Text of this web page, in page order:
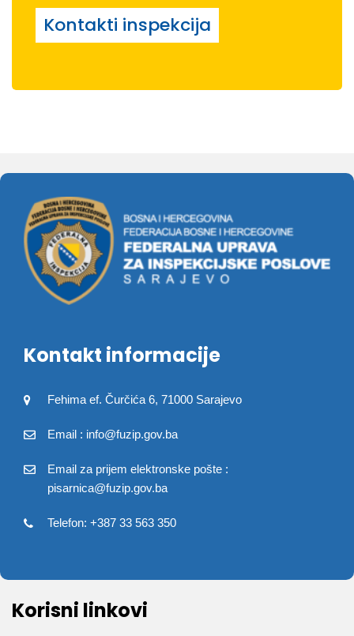
Kontakti inspekcija
Kontakt informacije
Fehima ef. Čurčića 6, 71000 Sarajevo
Email : info@fuzip.gov.ba
Email za prijem elektronske pošte :
pisarnica@fuzip.gov.ba
Telefon: +387 33 563 350
Korisni linkovi